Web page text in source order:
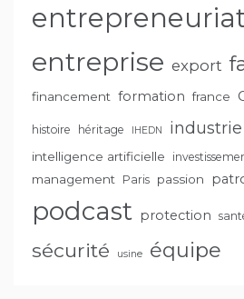
entreprise export
financement formation france
histoire héritage IHEDN industrie
intelligence artificielle
management
Paris passion
podcast protection
sécurité usine équipe